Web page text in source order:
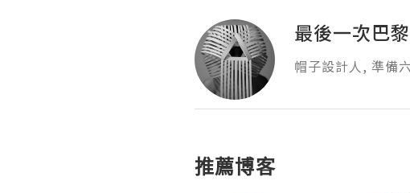
最後一次巴黎
帽子設計人, 準備
推薦博客